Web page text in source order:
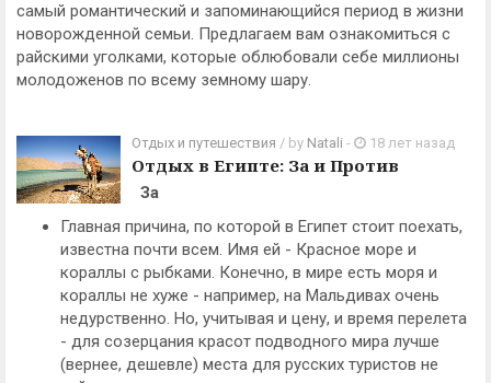
самый романтический и запоминающийся период в жизни
новорожденной семьи. Предлагаем вам ознакомиться с
райскими уголками, которые облюбовали себе миллионы
молодоженов по всему земному шару.
Отдых и путешествия / by Natali - 18 лет назад
Отдых в Египте: За и Против
За
Главная причина, по которой в Египет стоит поехать,
известна почти всем. Имя ей - Красное море и
кораллы с рыбками. Конечно, в мире есть моря и
кораллы не хуже - например, на Мальдивах очень
недурственно. Но, учитывая и цену, и время перелета
- для созерцания красот подводного мира лучше
(вернее, дешевле) места для русских туристов не